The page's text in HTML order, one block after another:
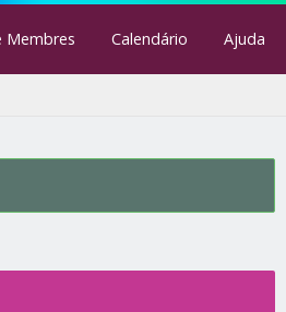
Membres Calendário Ajuda